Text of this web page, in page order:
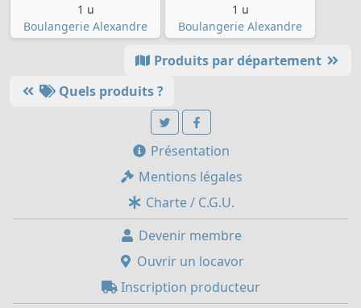
1 u
Boulangerie Alexandre
1 u
Boulangerie Alexandre
Produits par département
Quels produits ?
Présentation
Mentions légales
Charte / C.G.U.
Devenir membre
Ouvrir un locavor
Inscription producteur